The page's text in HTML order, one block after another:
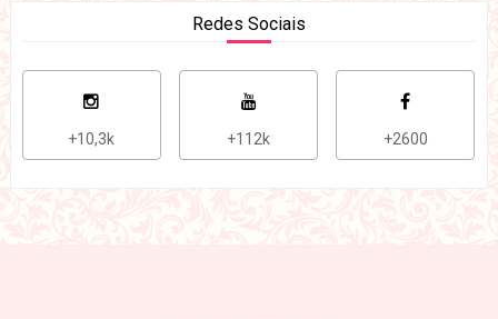
Redes Sociais
+10,3k +112k +2600